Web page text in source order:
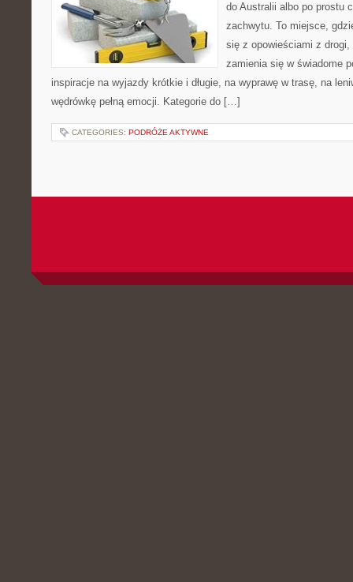
do Australii albo po prostu
zachwytu. To miejsce,
się z opowieściami z drogi,
zamienia się w świadome
inspiracje na wyjazdy krótkie i długie, na wyprawę w trasę, na
wędrówkę pełną emocji. Kategorie do […]
CATEGORIES: PODRÓŻE AKTYWNE